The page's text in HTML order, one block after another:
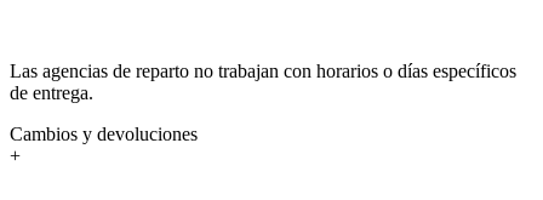
Las agencias de reparto no trabajan con horarios o días específicos
de entrega.
Cambios y devoluciones
+